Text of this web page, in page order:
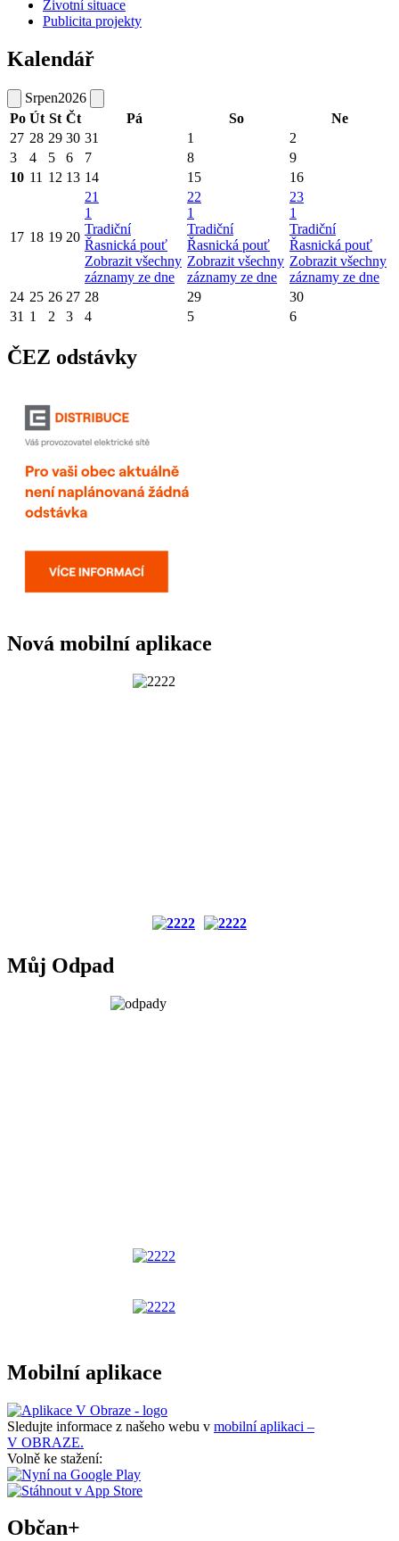
Životní situace
Publicita projekty
Kalendář
Srpen2026
Po Út St Čt Pá So
Ne
27 28 29 30 31 1
2
3
4 5 6 7 8
9
10 11 12 13 14 15 16
17 18 19 20
21
1
Tradiční
Řasnická pouť
Zobrazit všechny
záznamy ze dne
22
1
Tradiční
Řasnická pouť
Zobrazit všechny
záznamy ze dne
23
1
Tradiční
Řasnická pouť
Zobrazit všechny
záznamy ze dne
24 25 26 27 28 29
30
31 1 2 3 4 5 6
ČEZ odstávky
Nová mobilní aplikace
Můj Odpad
Mobilní aplikace
Sledujte informace z našeho webu v mobilní aplikaci –
V OBRAZE.
Volně ke stažení:
Občan+